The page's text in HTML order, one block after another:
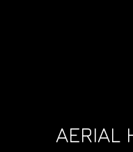
AERIAL